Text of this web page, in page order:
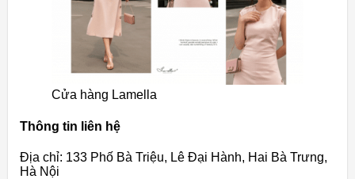
Cửa hàng Lamella
Thông tin liên hệ
Địa chỉ: 133 Phố Bà Triệu, Lê Đại Hành, Hai Bà Trưng,
Hà Nội